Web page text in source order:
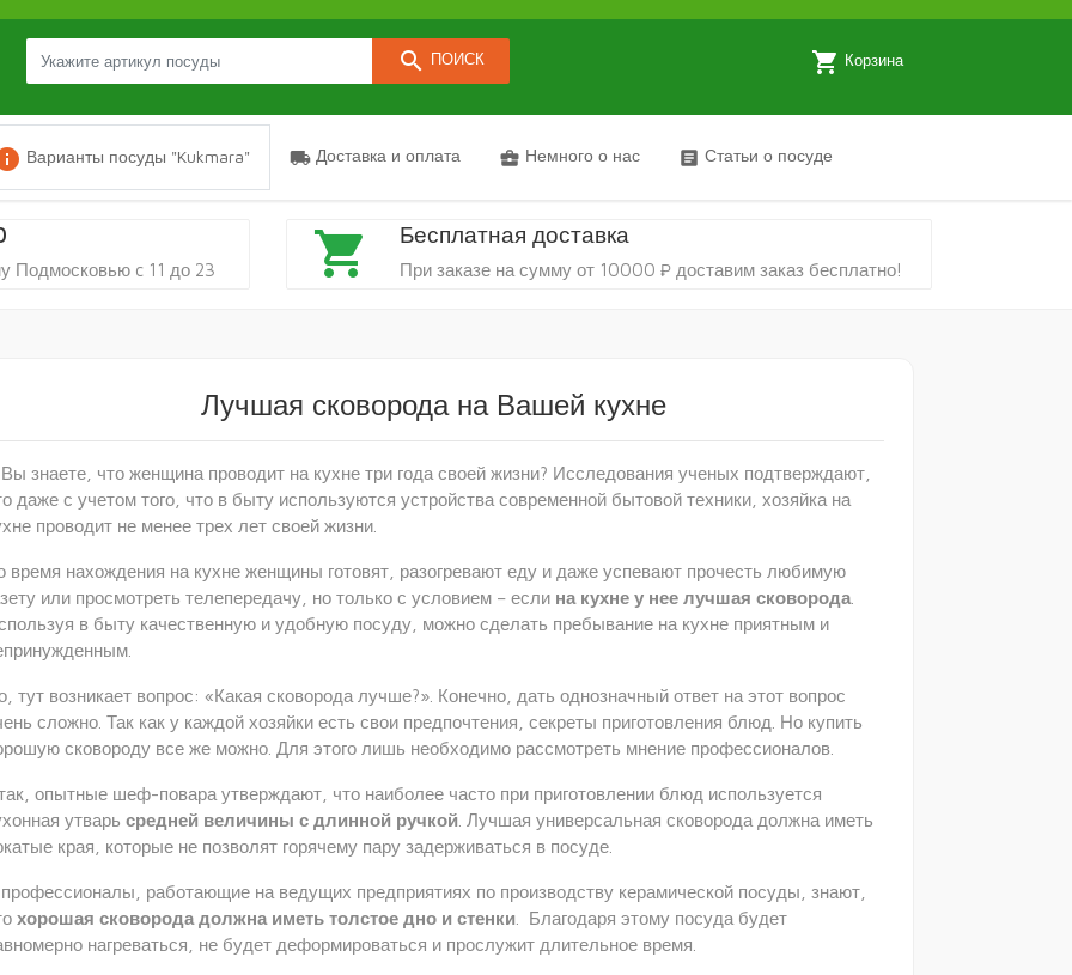
search ПОИСК local_grocery_store Корзина
Варианты посуды "Kukmara" local_shipping Доставка и оплата business_center Немного о нас article Статьи о посуде
Подмосковью c 11 до 23 shopping_cart Бесплатная доставка
При заказе на сумму от 10000 ₽ доставим заказ бесплатно!
Лучшая сковорода на Вашей кухне
знаете, что женщина проводит на кухне три года своей жизни? Исследования ученых подтверждают,
даже с учетом того, что в быту используются устройства современной бытовой техники, хозяйка на
проводит не менее трех лет своей жизни.
время нахождения на кухне женщины готовят, разогревают еду и даже успевают прочесть любимую
или просмотреть телепередачу, но только с условием – если на кухне у нее лучшая сковорода.
в быту качественную и удобную посуду, можно сделать пребывание на кухне приятным и
тут возникает вопрос: «Какая сковорода лучше?». Конечно, дать однозначный ответ на этот вопрос
сложно. Так как у каждой хозяйки есть свои предпочтения, секреты приготовления блюд. Но купить
сковороду все же можно. Для этого лишь необходимо рассмотреть мнение профессионалов.
опытные шеф-повара утверждают, что наиболее часто при приготовлении блюд используется
утварь средней величины с длинной ручкой . Лучшая универсальная сковорода должна иметь
края, которые не позволят горячему пару задерживаться в посуде.
работающие на ведущих предприятиях по производству керамической посуды, знают,
хорошая сковорода должна иметь толстое дно и стенки . Благодаря этому посуда будет
нагреваться, не будет деформироваться и прослужит длительное время.